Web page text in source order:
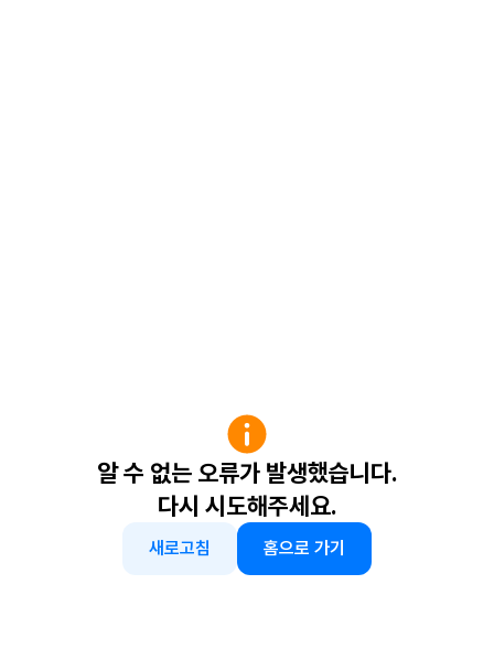
알 수 없는 오류가 발생했습니다.
다시 시도해주세요.
새로고침 홈으로 가기